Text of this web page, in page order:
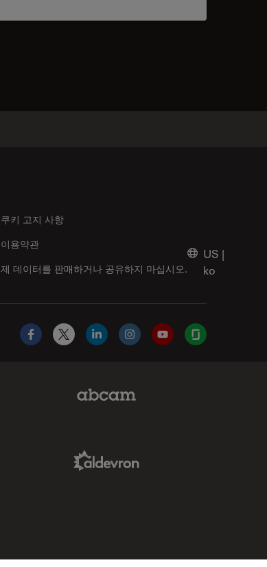
쿠키 고지 사항
제 데이터를 판매하거나 공유하지 마십시오.
이용약관
US |
ko
Facebook
X LinkedInInstagramYouTubeGlassdoor